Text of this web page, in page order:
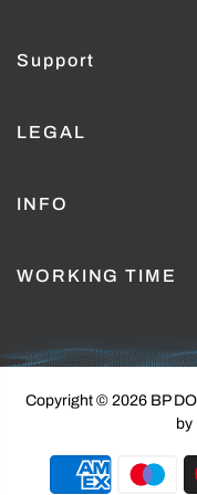
Support
LEGAL
INFO
WORKING TIME
Copyright © 2026 BP
by